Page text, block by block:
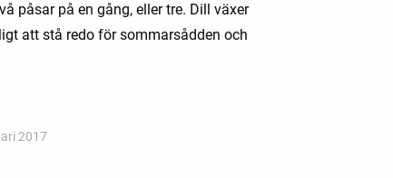
påsar på en gång, eller tre. Dill växer
att stå redo för sommarsådden och
2017